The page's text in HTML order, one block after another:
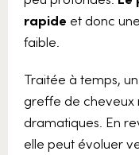
rapide et donc
faible.
Traitée à temps,
greffe de cheveux
dramatiques. En
elle peut évoluer